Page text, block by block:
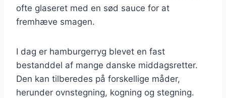
ofte glaseret med en sød sauce for at
fremhæve smagen.
I dag er hamburgerryg blevet en fast
bestanddel af mange danske middagsretter.
Den kan tilberedes på forskellige måder,
herunder ovnstegning, kogning og stegning.